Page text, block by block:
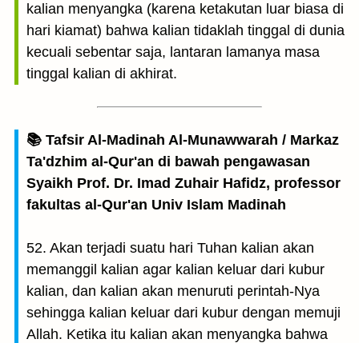
kalian menyangka (karena ketakutan luar biasa di
hari kiamat) bahwa kalian tidaklah tinggal di dunia
kecuali sebentar saja, lantaran lamanya masa
tinggal kalian di akhirat.
📚 Tafsir Al-Madinah Al-Munawwarah / Markaz
Ta'dzhim al-Qur'an di bawah pengawasan
Syaikh Prof. Dr. Imad Zuhair Hafidz, professor
fakultas al-Qur'an Univ Islam Madinah
52. Akan terjadi suatu hari Tuhan kalian akan
memanggil kalian agar kalian keluar dari kubur
kalian, dan kalian akan menuruti perintah-Nya
sehingga kalian keluar dari kubur dengan memuji
Allah. Ketika itu kalian akan menyangka bahwa